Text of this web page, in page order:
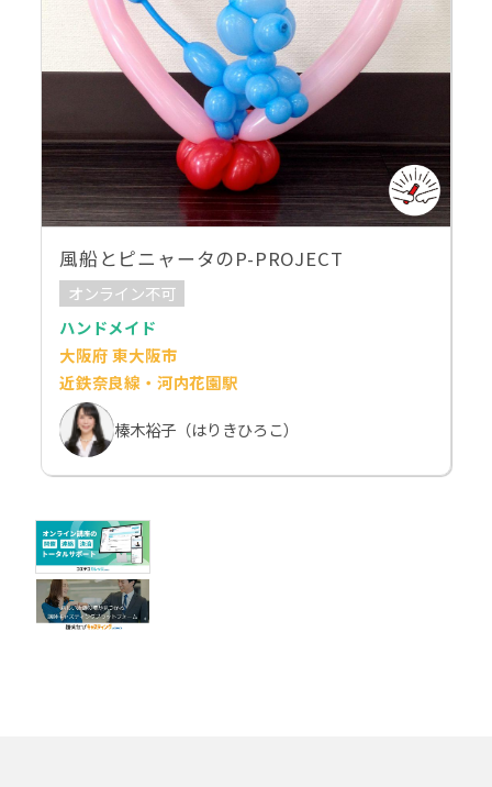
風船とピニャータのP-PROJECT
オンライン不可
ハンドメイド
大阪府 東大阪市
近鉄奈良線・河内花園駅
榛木裕子（はりきひろこ）